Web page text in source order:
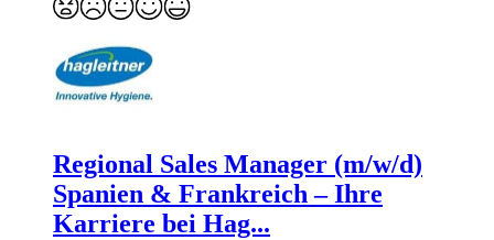
Regional Sales Manager (m/w/d)
Spanien & Frankreich – Ihre
Karriere bei Hag...